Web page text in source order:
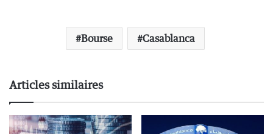
Bourse Casablanca
Articles similaires